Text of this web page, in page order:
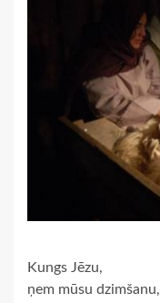
Kungs Jēzu,
ņem mūsu dzimšanu,